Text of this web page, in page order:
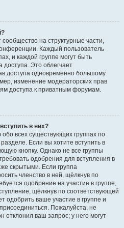
на структурные части,
Каждый пользователь
и каждой группе могут быть
Это облегчает
доступа одновременно большому
изменение модераторских прав
доступа к приватным форумам.
в них?
всех существующих группах по
Если вы хотите вступить в
кнопку. Однако не все группы
одобрения для вступления в
скрытыми. Если группа
членство в ней, щёлкнув по
одобрение на участие в группе,
щёлкнув по соответствующей
одобрить ваше участие в группе и
Пожалуйста, не
отклонил ваш запрос; у него могут